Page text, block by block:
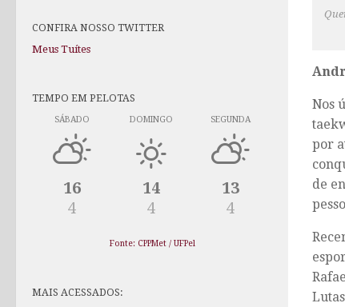
Nos
por
de
CONFIRA NOSSO TWITTER
Meus Tuítes
TEMPO EM PELOTAS
SÁBADO
16
4
DOMINGO
14
4
SEGUNDA
13
4
Fonte: CPPMet / UFPel
MAIS ACESSADOS: